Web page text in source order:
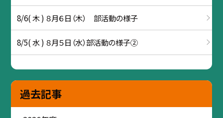
8/6( 木 ) ８月６日（木） 部活動の様子
8/5( 水 ) ８月５日（水）部活動の様子②
過去記事